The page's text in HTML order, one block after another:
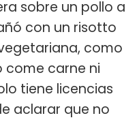
sobre un pollo a
con un risotto
como
come carne ni
tiene licencias
aclarar que no